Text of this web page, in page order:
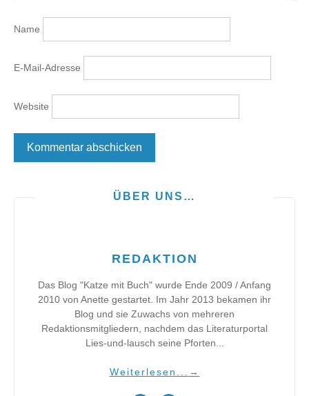
Name
E-Mail-Adresse
Website
ÜBER UNS…
REDAKTION
Das Blog "Katze mit Buch" wurde Ende 2009 / Anfang
2010 von Anette gestartet. Im Jahr 2013 bekamen ihr
Blog und sie Zuwachs von mehreren
Redaktionsmitgliedern, nachdem das Literaturportal
Lies-und-lausch seine Pforten...
Weiterlesen... →